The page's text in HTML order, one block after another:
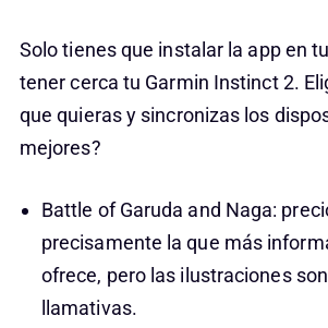
Solo tienes que instalar la app en
tener cerca tu Garmin Instinct 2.
que quieras y sincronizas los
mejores?
Battle of Garuda and Naga:
precisamente la que más
ofrece, pero las ilustraciones
llamativas.